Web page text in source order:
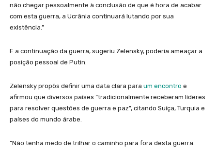
não chegar pessoalmente à conclusão de que é hora de acabar
com esta guerra, a Ucrânia continuará lutando por sua
existência.”
E a continuação da guerra, sugeriu Zelensky, poderia ameaçar a
posição pessoal de Putin.
Zelensky propôs definir uma data clara para um encontro e
afirmou que diversos países “tradicionalmente receberam líderes
para resolver questões de guerra e paz”, citando Suíça, Turquia e
países do mundo árabe.
“Não tenha medo de trilhar o caminho para fora desta guerra.